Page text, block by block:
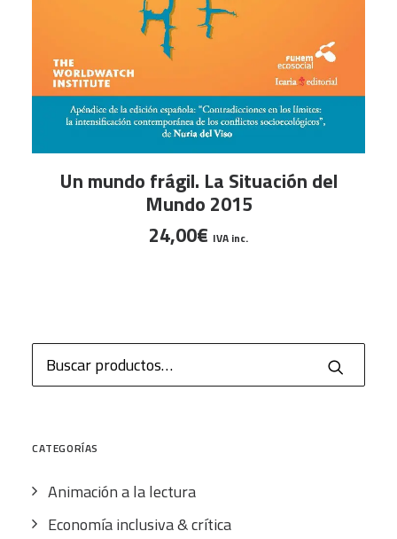
AÑADIR AL CARRITO
Un mundo frágil. La Situación del
Mundo 2015
24,00€ IVA inc.
Buscar
por:
CATEGORÍAS
Animación a la lectura
Economía inclusiva & crítica